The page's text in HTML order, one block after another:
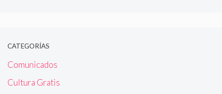
CATEGORÍAS
Comunicados
Cultura Gratis